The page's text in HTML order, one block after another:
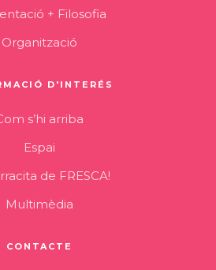
+ Filosofia
Organització
D'INTERÉS
s’hi arriba
Espai
de FRESCA!
Multimèdia
CONTACTE